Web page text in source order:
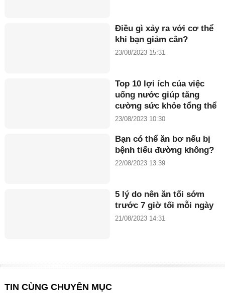
Điều gì xảy ra với cơ thể
khi bạn giảm cân?
23/08/2023 15:31
Top 10 lợi ích của việc
uống nước giúp tăng
cường sức khỏe tổng thể
23/08/2023 10:30
Bạn có thể ăn bơ nếu bị
bệnh tiểu đường không?
22/08/2023 13:39
5 lý do nên ăn tối sớm
trước 7 giờ tối mỗi ngày
21/08/2023 14:31
TIN CÙNG CHUYÊN MỤC